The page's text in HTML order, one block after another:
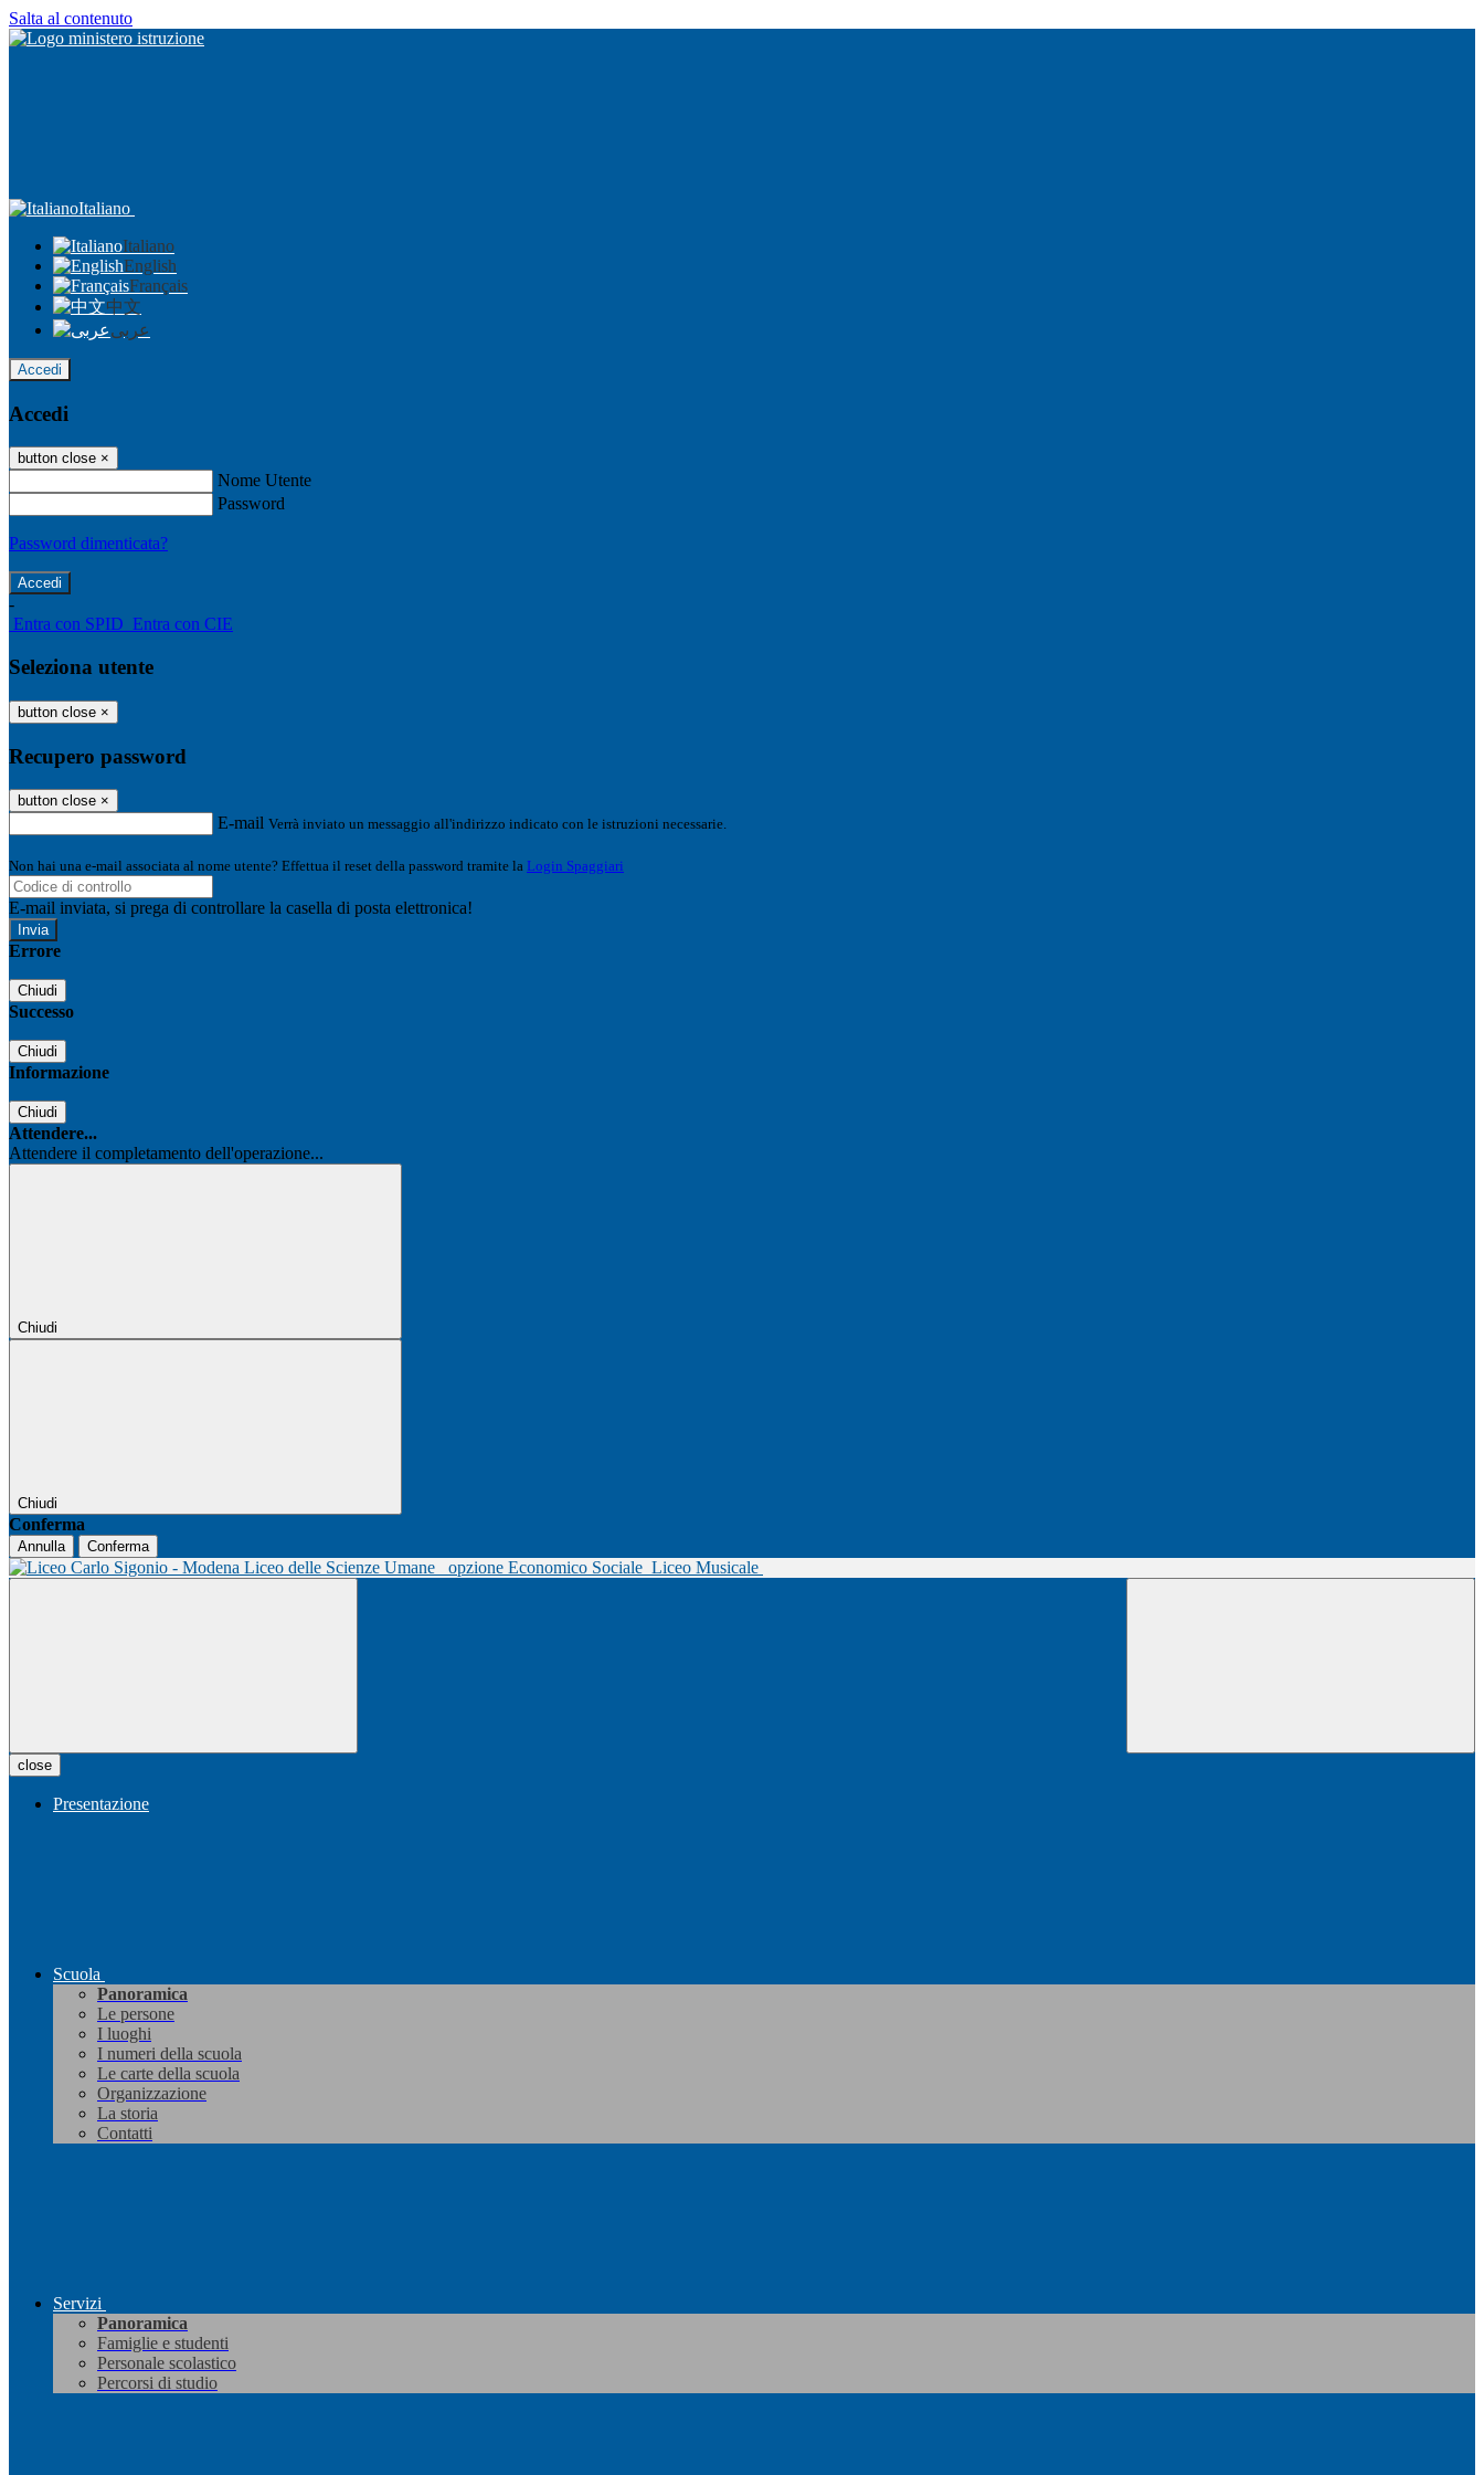
Salta al contenuto
Italiano
Italiano
English
Français
中文
عربى
Accedi
Accedi
button close ×
Nome Utente
Password
Password dimenticata?
-
Entra con SPID Entra con CIE
Seleziona utente
button close ×
Recupero password
button close ×
E-mail Verrà inviato un messaggio all'indirizzo indicato con le istruzioni necessarie.
Non hai una e-mail associata al nome utente? Effettua il reset della password tramite la Login Spaggiari
E-mail inviata, si prega di controllare la casella di posta elettronica!
Errore
Chiudi
Successo
Chiudi
Informazione
Chiudi
Attendere...
Attendere il completamento dell'operazione...
Chiudi
Chiudi
Conferma
Annulla Conferma
Liceo delle Scienze Umane opzione Economico Sociale Liceo Musicale
close
Presentazione
Scuola
Panoramica
Le persone
I luoghi
I numeri della scuola
Le carte della scuola
Organizzazione
La storia
Contatti
Servizi
Panoramica
Famiglie e studenti
Personale scolastico
Percorsi di studio